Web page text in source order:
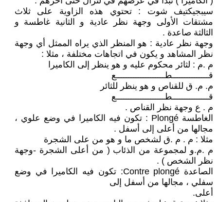
سيبجيكتيف شوت : تحتوي هذه الزاوية على ثلاث
مشتقات الأولى وجهة نظر عادية و الثانية غاطسة و
الثالثة صاعدة .
وجهة نظر عادية : هو المنظر الذي يراه الممثل أي وجهة
نظر المشاهد و يكون في اتجاهات مختلفة ، مثلا :
م .م : لثائر محكوم عليه و هو ينظر إلى الكاميرا
قـــــــــــــــطــــــــــــــــــــع
م. م. ق للقناص و هو ينظر للثائر
قـــــــــــــــطــــــــــــــــــــع
م . ع وجهة نظر القناص .
الغاطسة Plongé : تكون فيه الكاميرا في وضع علوي ،
مجالها من أعلى إلى أسفل .
مثلا : م . م .ق لشخص ما و هو من على الشجرة
م .م.و لمجموعة من الذئاب ( من أعلى الشجرة -وجهة
نظر الشخص ) .
الصاعدة Contre plongé: تكون فيه الكاميرا في وضع
سفلي ، مجالها من أسفل إلى
أعلى.